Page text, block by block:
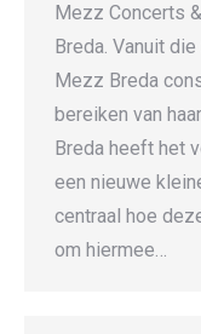
Mezz Concerts
Breda. Vanuit
Mezz Breda
bereiken van
Breda heeft het
een nieuwe
centraal hoe
om hiermee…